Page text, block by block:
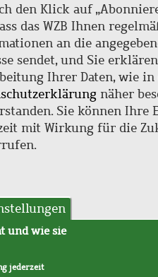
den Klick auf
das WZB Ihnen
an die
sendet, und Sie
Ihrer Daten, wie in
näher
Sie können Ihre
mit Wirkung für die
und wie sie
jederzeit